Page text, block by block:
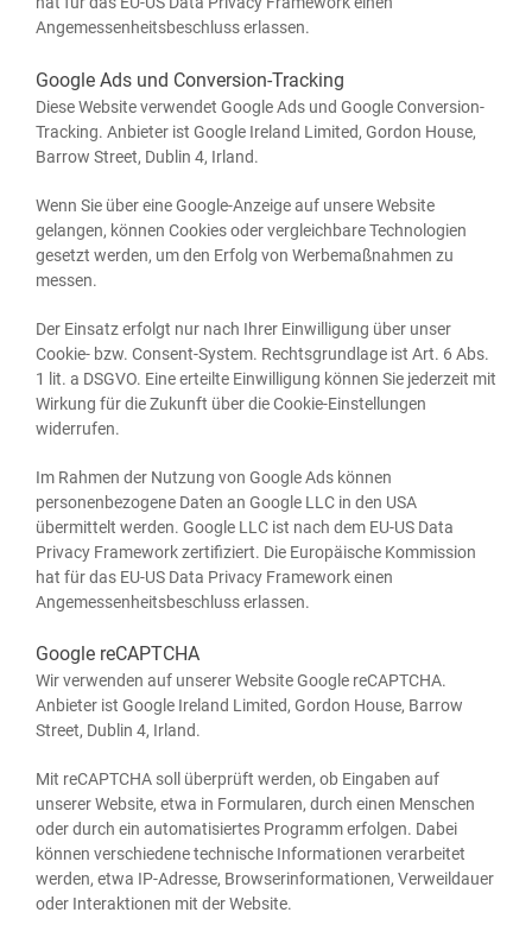
Ange­mes­sen­heits­be­schluss erlassen.
Google Ads und Conversion-Tracking
Die­se Web­site ver­wen­det Goog­le Ads und Goog­le Con­ver­si­on-
Track­ing. Anbie­ter ist Goog­le Ire­land Limi­t­ed, Gor­don House,
Bar­row Street, Dub­lin 4, Irland.
Wenn Sie über eine Goog­le-Anzei­ge auf unse­re Web­site
gelan­gen, kön­nen Coo­kies oder ver­gleich­ba­re Tech­no­lo­gien
gesetzt wer­den, um den Erfolg von Wer­be­maß­nah­men zu
messen.
Der Ein­satz erfolgt nur nach Ihrer Ein­wil­li­gung über unser
Coo­kie- bzw. Con­sent-Sys­tem. Rechts­grund­la­ge ist Art. 6 Abs.
1 lit. a DSGVO. Eine erteil­te Ein­wil­li­gung kön­nen Sie jeder­zeit mit
Wir­kung für die Zukunft über die Coo­kie-Ein­stel­lun­gen
widerrufen.
Im Rah­men der Nut­zung von Goog­le Ads kön­nen
per­so­nen­be­zo­ge­ne Daten an Goog­le LLC in den USA
über­mit­telt wer­den. Goog­le LLC ist nach dem EU-US Data
Pri­va­cy Frame­work zer­ti­fi­ziert. Die Euro­päi­sche Kom­mis­si­on
hat für das EU-US Data Pri­va­cy Frame­work einen
Ange­mes­sen­heits­be­schluss erlassen.
Google reCAPTCHA
Wir ver­wen­den auf unse­rer Web­site Goog­le reCAPTCHA.
Anbie­ter ist Goog­le Ire­land Limi­t­ed, Gor­don House, Bar­row
Street, Dub­lin 4, Irland.
Mit reCAPTCHA soll über­prüft wer­den, ob Ein­ga­ben auf
unse­rer Web­site, etwa in For­mu­la­ren, durch einen Men­schen
oder durch ein auto­ma­ti­sier­tes Pro­gramm erfol­gen. Dabei
kön­nen ver­schie­de­ne tech­ni­sche Infor­ma­tio­nen ver­ar­bei­tet
wer­den, etwa IP-Adres­se, Brow­ser­in­for­ma­tio­nen, Ver­weil­dau­er
oder Inter­ak­tio­nen mit der Website.